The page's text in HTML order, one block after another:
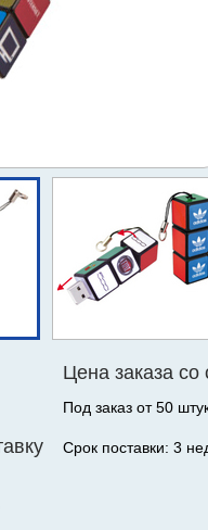
Цена заказа со
Под заказ от 50
Срок поставки: 3